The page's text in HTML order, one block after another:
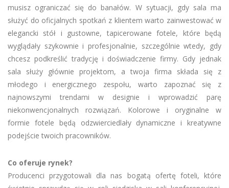
musisz ograniczać się do banałów. W sytuacji, gdy sala ma
służyć do oficjalnych spotkań z klientem warto zainwestować w
elegancki stół i gustowne, tapicerowane fotele, które będą
wyglądały szykownie i profesjonalnie, szczególnie wtedy, gdy
chcesz podkreślić tradycję i doświadczenie firmy. Gdy jednak
sala służy głównie projektom, a twoja firma składa się z
młodego i energicznego zespołu, warto zapoznać się z
najnowszymi trendami w designie i wprowadzić parę
niekonwencjonalnych rozwiązań. Kolorowe i oryginalne w
formie fotele będą odzwierciedlały dynamiczne i kreatywne
podejście twoich pracowników.
Co oferuje rynek?
Producenci przygotowali dla nas bogatą ofertę foteli, które